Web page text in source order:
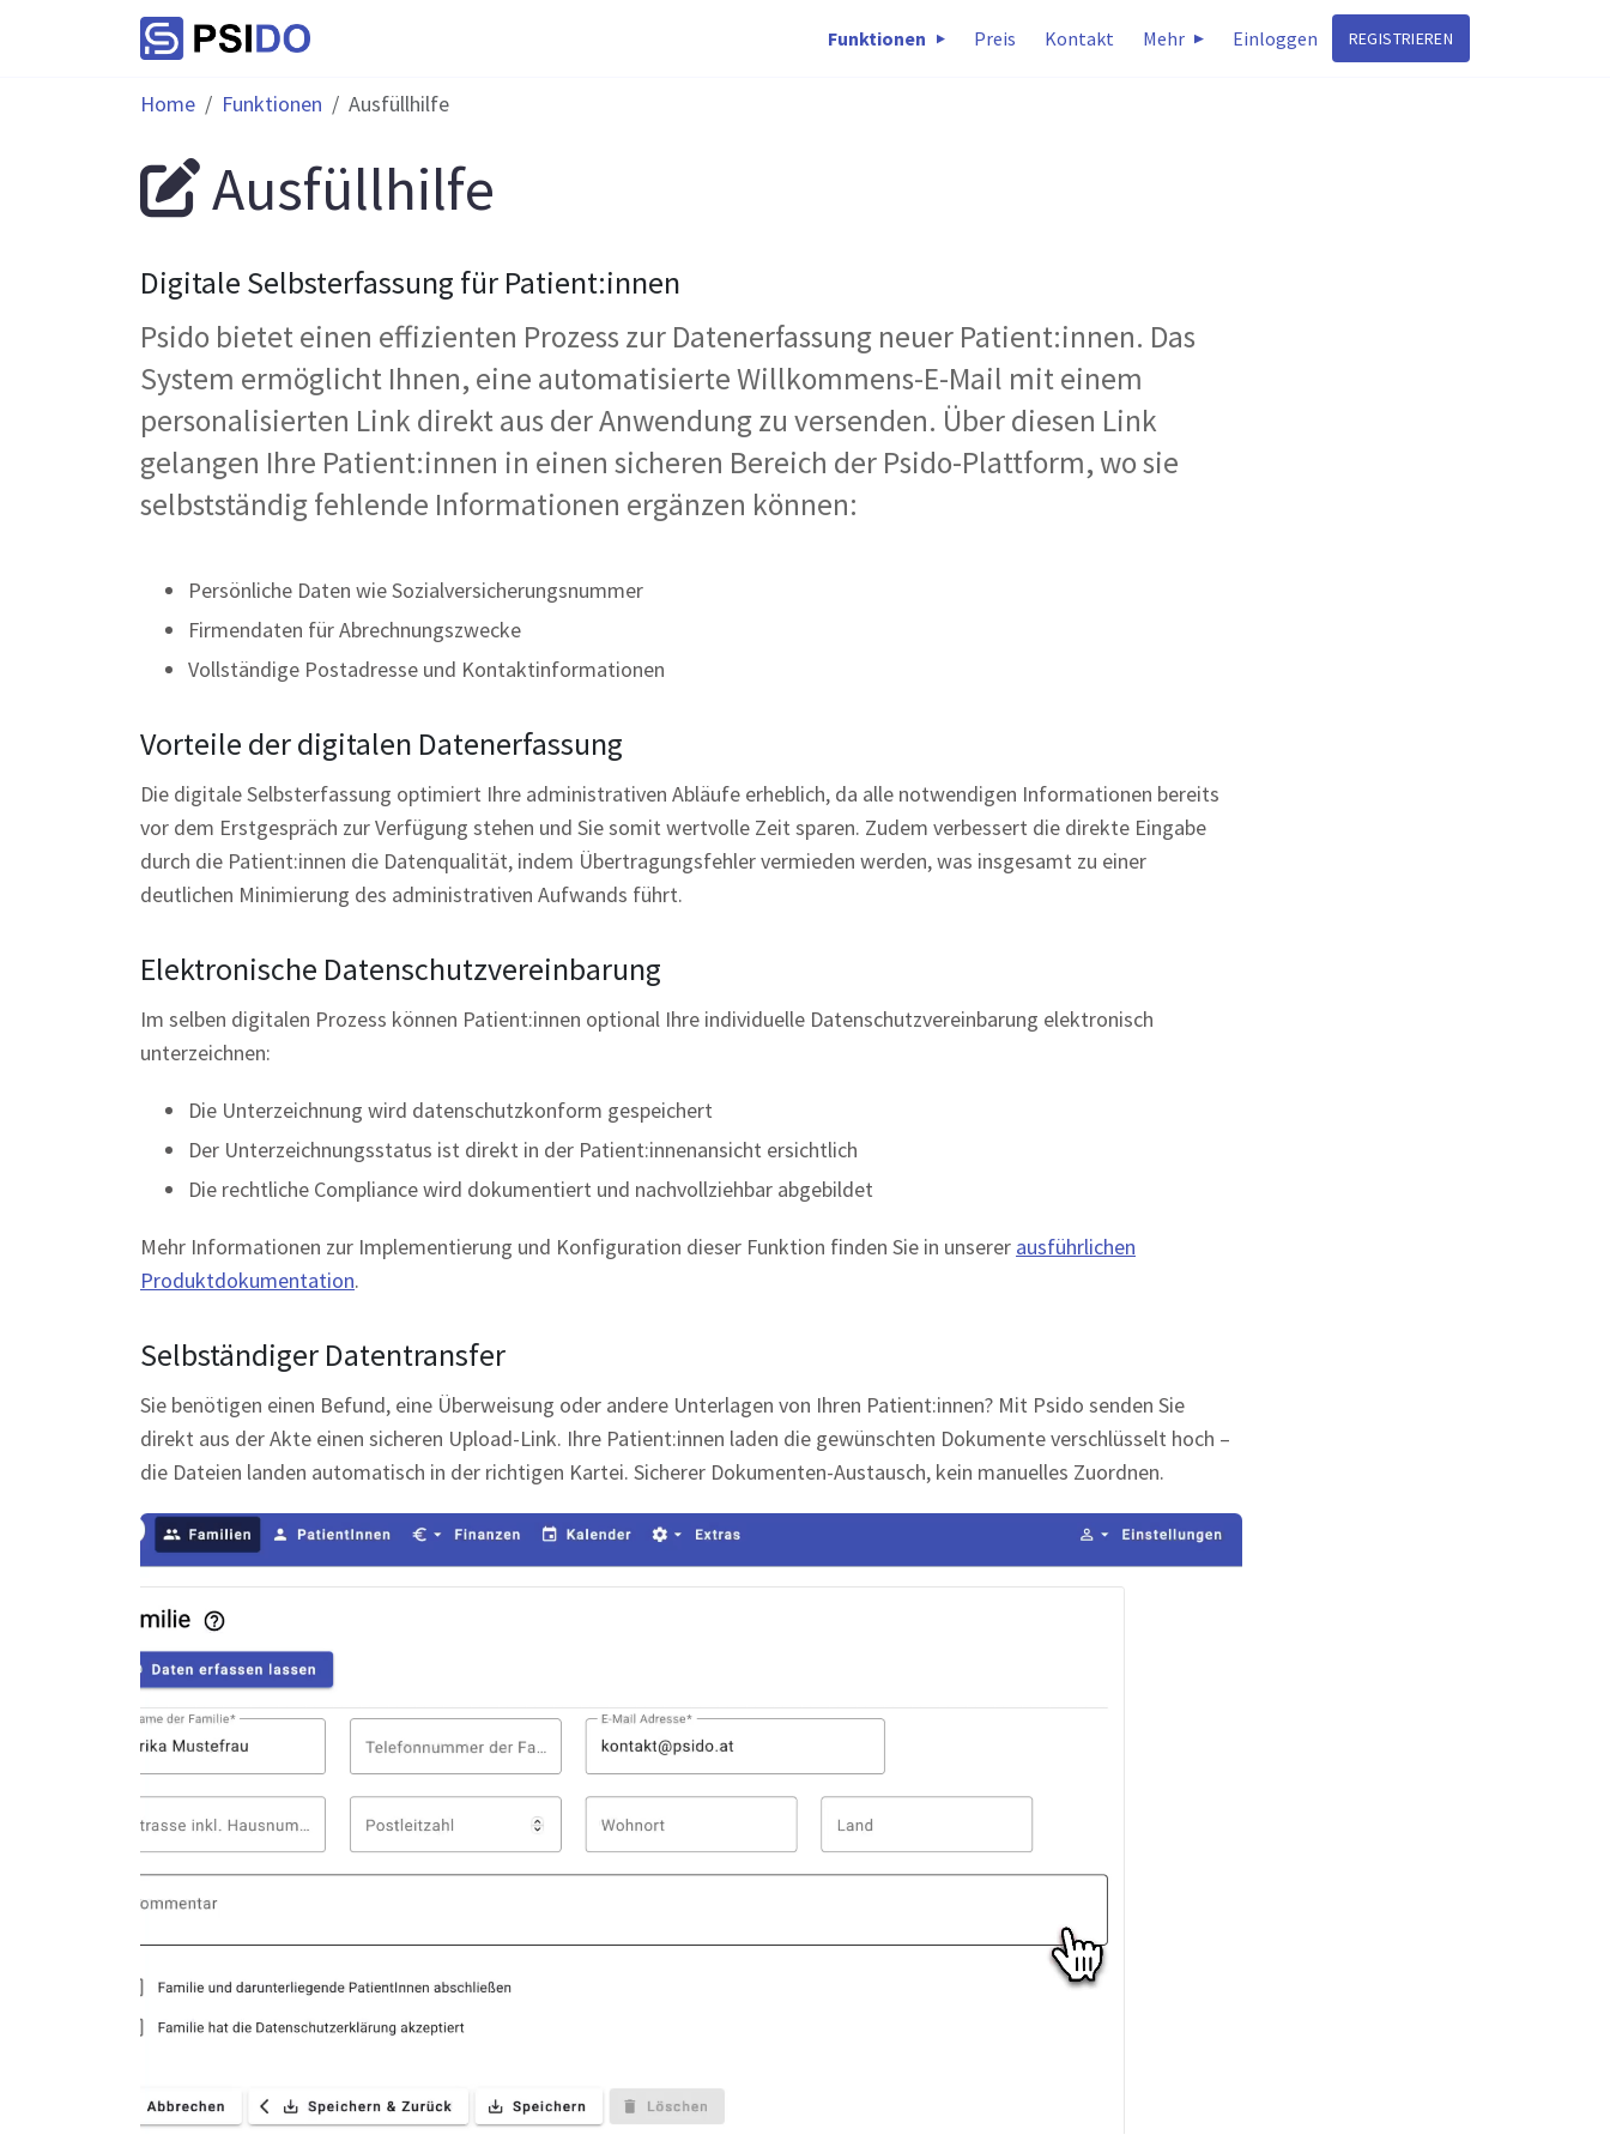
Funktionen Preis Kontakt Mehr Einloggen REGISTRIEREN
Home Funktionen Ausfüllhilfe
Ausfüllhilfe
Digitale Selbsterfassung für Patient:innen
Psido bietet einen effizienten Prozess zur Datenerfassung neuer Patient:innen. Das
System ermöglicht Ihnen, eine automatisierte Willkommens-E-Mail mit einem
personalisierten Link direkt aus der Anwendung zu versenden. Über diesen Link
gelangen Ihre Patient:innen in einen sicheren Bereich der Psido-Plattform, wo sie
selbstständig fehlende Informationen ergänzen können:
Persönliche Daten wie Sozialversicherungsnummer
Firmendaten für Abrechnungszwecke
Vollständige Postadresse und Kontaktinformationen
Vorteile der digitalen Datenerfassung
Die digitale Selbsterfassung optimiert Ihre administrativen Abläufe erheblich, da alle notwendigen Informationen bereits
vor dem Erstgespräch zur Verfügung stehen und Sie somit wertvolle Zeit sparen. Zudem verbessert die direkte Eingabe
durch die Patient:innen die Datenqualität, indem Übertragungsfehler vermieden werden, was insgesamt zu einer
deutlichen Minimierung des administrativen Aufwands führt.
Elektronische Datenschutzvereinbarung
Im selben digitalen Prozess können Patient:innen optional Ihre individuelle Datenschutzvereinbarung elektronisch
unterzeichnen:
Die Unterzeichnung wird datenschutzkonform gespeichert
Der Unterzeichnungsstatus ist direkt in der Patient:innenansicht ersichtlich
Die rechtliche Compliance wird dokumentiert und nachvollziehbar abgebildet
Mehr Informationen zur Implementierung und Konfiguration dieser Funktion finden Sie in unserer ausführlichen
Produktdokumentation.
Selbständiger Datentransfer
Sie benötigen einen Befund, eine Überweisung oder andere Unterlagen von Ihren Patient:innen? Mit Psido senden Sie
direkt aus der Akte einen sicheren Upload-Link. Ihre Patient:innen laden die gewünschten Dokumente verschlüsselt hoch –
die Dateien landen automatisch in der richtigen Kartei. Sicherer Dokumenten-Austausch, kein manuelles Zuordnen.